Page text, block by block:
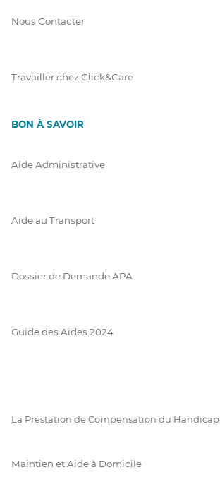
Nous Contacter
Travailler chez Click&Care
BON À SAVOIR
Aide Administrative
Aide au Transport
Dossier de Demande APA
Guide des Aides 2024
La Prestation de Compensation du Handicap
Maintien et Aide à Domicile